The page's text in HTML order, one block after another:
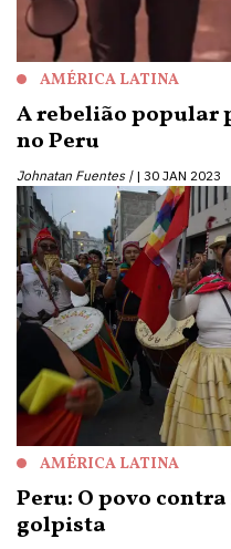
AMÉRICA LATINA
A rebelião popular
no Peru
Johnatan Fuentes | 30 JAN 2023
AMÉRICA LATINA
Peru: O povo
golpista